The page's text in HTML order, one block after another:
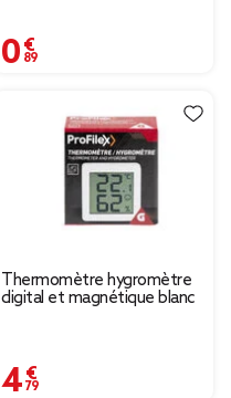
0,89 €
Thermomètre hygromètre
digital et magnétique blanc
4,79 €